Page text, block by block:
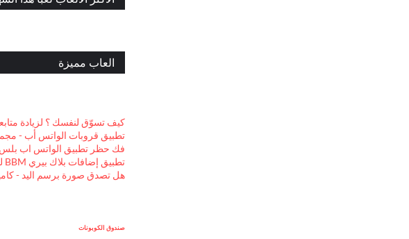
العاب مميزة
كيف تسوّق لنفسك ؟ لزيادة
تطبيق قروبات الواتس أب -
فك حظر تطبيق الواتس اب بلس whatsapp plus
تطبيق إضافات بلاك بيري BBM لنشر PIN
هل تصدق صورة برسم اليد -
صندوق الكوبونات